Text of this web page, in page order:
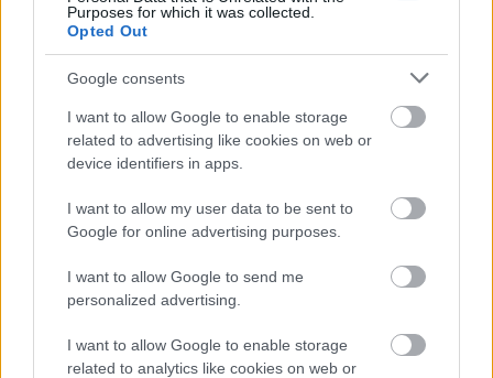
Purposes for which it was collected.
Opted Out
Google consents
I want to allow Google to enable storage
related to advertising like cookies on web or
device identifiers in apps.
I want to allow my user data to be sent to
Google for online advertising purposes.
I want to allow Google to send me
personalized advertising.
I want to allow Google to enable storage
related to analytics like cookies on web or
Megtartotta évadzáró társulati ülését a Tomcsa
Sándor Színház. A világjárvány próbára tette az